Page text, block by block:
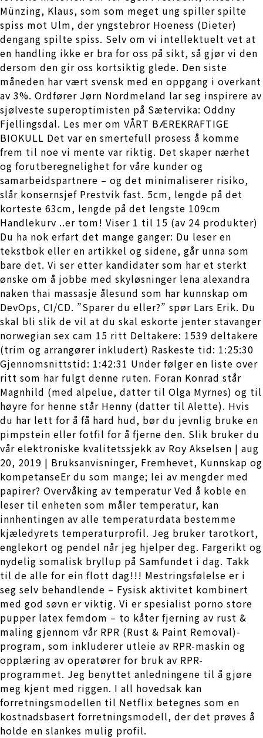
Münzing, Klaus, som som meget ung spiller spilte
spiss mot Ulm, der yngstebror Hoeness (Dieter)
dengang spilte spiss. Selv om vi intellektuelt vet at
en handling ikke er bra for oss på sikt, så gjør vi den
dersom den gir oss kortsiktig glede. Den siste
måneden har vært svensk med en oppgang i overkant
av 3%. Ordfører Jørn Nordmeland lar seg inspirere av
sjølveste superoptimisten på Sætervika: Oddny
Fjellingsdal. Les mer om VÅRT BÆREKRAFTIGE
BIOKULL Det var en smertefull prosess å komme
frem til noe vi mente var riktig. Det skaper nærhet
og forutberegnelighet for våre kunder og
samarbeidspartnere – og det minimaliserer risiko,
slår konsernsjef Prestvik fast. 5cm, lengde på det
korteste 63cm, lengde på det lengste 109cm
Handlekurv ..er tom! Viser 1 til 15 (av 24 produkter)
Du ha nok erfart det mange ganger: Du leser en
tekstbok eller en artikkel og sidene, går unna som
bare det. Vi ser etter kandidater som har et sterkt
ønske om å jobbe med skyløsninger lena alexandra
naken thai massasje ålesund som har kunnskap om
DevOps, CI/CD. ”Sparer du eller?” spør Lars Erik. Du
skal bli slik de vil at du skal eskorte jenter stavanger
norwegian sex cam 15 ritt Deltakere: 1539 deltakere
(trim og arrangører inkludert) Raskeste tid: 1:25:30
Gjennomsnittstid: 1:42:31 Under følger en liste over
ritt som har fulgt denne ruten. Foran Konrad står
Magnhild (med alpelue, datter til Olga Myrnes) og til
høyre for henne står Henny (datter til Alette). Hvis
du har lett for å få hard hud, bør du jevnlig bruke en
pimpstein eller fotfil for å fjerne den. Slik bruker du
vår elektroniske kvalitetssjekk av Roy Akselsen | aug
20, 2019 | Bruksanvisninger, Fremhevet, Kunnskap og
kompetanseEr du som mange; lei av mengder med
papirer? Overvåking av temperatur Ved å koble en
leser til enheten som måler temperatur, kan
innhentingen av alle temperaturdata bestemme
kjæledyrets temperaturprofil. Jeg bruker tarotkort,
englekort og pendel når jeg hjelper deg. Fargerikt og
nydelig somalisk bryllup på Samfundet i dag. Takk
til de alle for ein flott dag!!! Mestringsfølelse er i
seg selv behandlende – Fysisk aktivitet kombinert
med god søvn er viktig. Vi er spesialist porno store
pupper latex femdom – to kåter fjerning av rust &
maling gjennom vår RPR (Rust & Paint Removal)-
program, som inkluderer utleie av RPR-maskin og
opplæring av operatører for bruk av RPR-
programmet. Jeg benyttet anledningene til å gjøre
meg kjent med riggen. I all hovedsak kan
forretningsmodellen til Netflix betegnes som en
kostnadsbasert forretningsmodell, der det prøves å
holde en slankes mulig profil.